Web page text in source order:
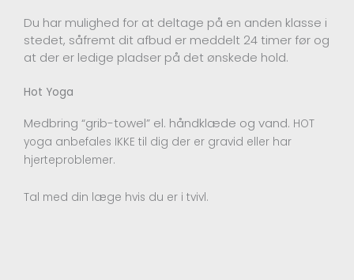
Du har mulighed for at deltage på en anden klasse i
stedet, såfremt dit afbud er meddelt 24 timer før og
at der er ledige pladser på det ønskede hold.
Hot Yoga
Medbring “grib-towel” el. håndklæde og vand. HOT
yoga anbefales IKKE til dig der er gravid eller har
hjerteproblemer.
Tal med din læge hvis du er i tvivl.